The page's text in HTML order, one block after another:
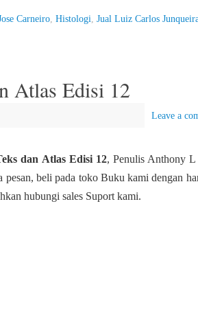
Carneiro Histologi Jual Luiz Carlos
Atlas Edisi 12
Leave a
dan Atlas Edisi 12, Penulis Anthony L
beli pada toko Buku kami dengan
hubungi sales Suport kami.